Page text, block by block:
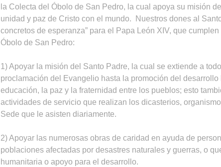
la Colecta del Óbolo de San Pedro, la cual apoya su misión
unidad y paz de Cristo con el mundo. Nuestros dones al
concretos de esperanza” para el Papa León XIV, que
Óbolo de San Pedro:
1) Apoyar la misión del Santo Padre, la cual se extiende a
proclamación del Evangelio hasta la promoción del desarrollo
educación, la paz y la fraternidad entre los pueblos; esto
actividades de servicio que realizan los dicasterios,
Sede que le asisten diariamente.
2) Apoyar las numerosas obras de caridad en ayuda de
poblaciones afectadas por desastres naturales y guerras, o
humanitaria o apoyo para el desarrollo.